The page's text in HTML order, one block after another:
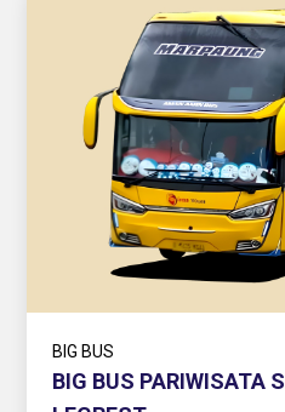
BIG BUS
BIG BUS PARIWISATA